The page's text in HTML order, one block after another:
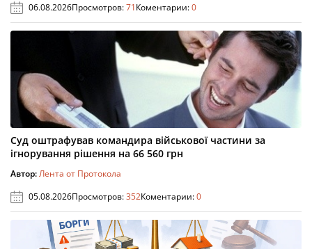
06.08.2026Просмотров:71Коментарии:0
Суд оштрафував командира військової частини за
ігнорування рішення на 66 560 грн
Автор:Лента от Протокола
05.08.2026Просмотров:352Коментарии:0